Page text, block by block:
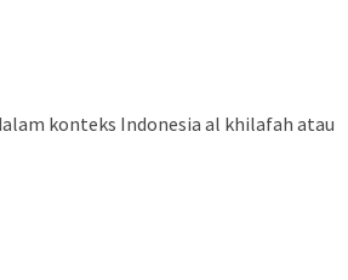
konteks Indonesia al khilafah atau